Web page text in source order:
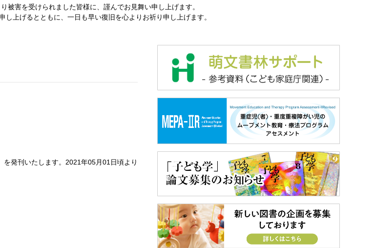
被害を受けられました皆様に、謹んでお見舞い申し上げます。
し上げるとともに、一日も早い復旧を心よりお祈り申し上げます。
発刊いたします。2021年05月01日頃より